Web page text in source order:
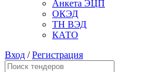
Анкета ЭЦП
ОКЭД
ТН ВЭД
КАТО
Вход /Регистрация